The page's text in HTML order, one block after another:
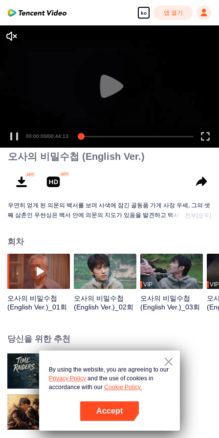
ko 앱 열기
00:00:00/00:44:13
오사의 비밀수첩 (English Ver.)
우연히 얻게 된 의문의 백서를 보며 사색에 잠긴 골동품 가게 사장 우셰, 그의 셋
째 삼촌인 우싼싱은 백서 안에 의문의 지도가 있음을 발견하고 백서의 주인을
된다. 걷잡을 수 없이 닥치는 시련과 거듭되는 위기 속에서 하나로 똘똘 뭉쳐 지
혜와 용기로 이겨내는 사람들, 그리고 깊은 바다 밑에서 우연히 사매동어를 발
견함과 더불어 셋째 삼촌이 그동안 꽁꽁 숨기고 있던 과거의 진실이 밝혀지는
데... 의문의 여인 아닝과 만난 뒤로 셋째 삼촌은 증발하듯 자취를 감추고 그 진
실을 파헤치고자 우셰 일행들은 새로운 여정을 펼치게 된다.
전부[모두]
회차
오사의 비밀수첩
(English Ver.)_01회
오사의 비밀수첩
(English Ver.)_02회
VIP
오사의 비밀수첩
(English Ver.)_03회
VIP
오
당신을 위한 추천
오사의 비밀수첩
Sand Puzzle
By using the website, you are agreeing to our
Privacy Policy and the use of cookies in
accordance with our Cookie Policy.
Accept